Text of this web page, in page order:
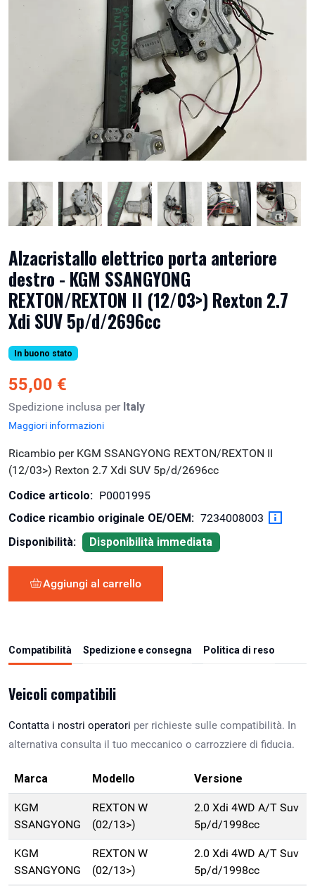
Alzacristallo elettrico porta anteriore
destro - KGM SSANGYONG
REXTON/REXTON II (12/03>) Rexton 2.7
Xdi SUV 5p/d/2696cc
In buono stato
55,00 €
Spedizione inclusa per Italy
Maggiori informazioni
Ricambio per KGM SSANGYONG REXTON/REXTON II
(12/03>) Rexton 2.7 Xdi SUV 5p/d/2696cc
Codice articolo: P0001995
Codice ricambio originale OE/OEM: 7234008003
Disponibilità:
Disponibilità immediata
Aggiungi al carrello
Compatibilità Spedizione e consegna Politica di reso
Veicoli compatibili
Contatta i nostri operatori per richieste sulle compatibilità. In
alternativa consulta il tuo meccanico o carrozziere di fiducia.
Marca Modello Versione
KGM
SSANGYONG
REXTON W
(02/13>)
2.0 Xdi 4WD A/T Suv
5p/d/1998cc
KGM
SSANGYONG
REXTON W
(02/13>)
2.0 Xdi 4WD A/T Suv
5p/d/1998cc